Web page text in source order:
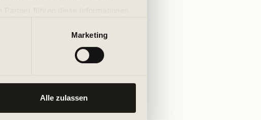
Marketing
Alle zulassen